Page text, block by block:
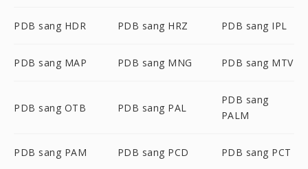
PDB sang HDR PDB sang HRZ PDB sang IPL
PDB sang MAP PDB sang MNG PDB sang MTV
PDB sang OTB PDB sang PAL
PDB sang
PALM
PDB sang PAM PDB sang PCD PDB sang PCT